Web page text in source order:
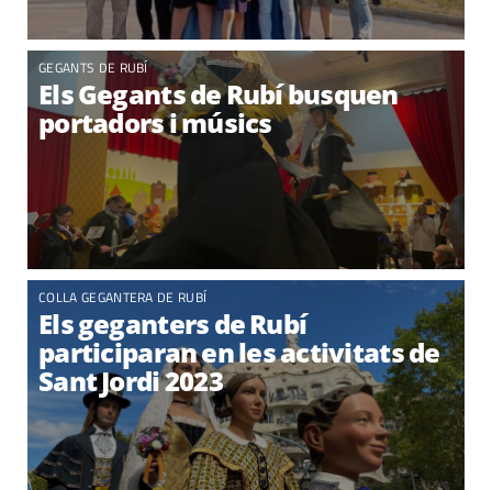
GEGANTS DE RUBÍ
Els Gegants de Rubí busquen
portadors i músics
COLLA GEGANTERA DE RUBÍ
Els geganters de Rubí
participaran en les activitats de
Sant Jordi 2023